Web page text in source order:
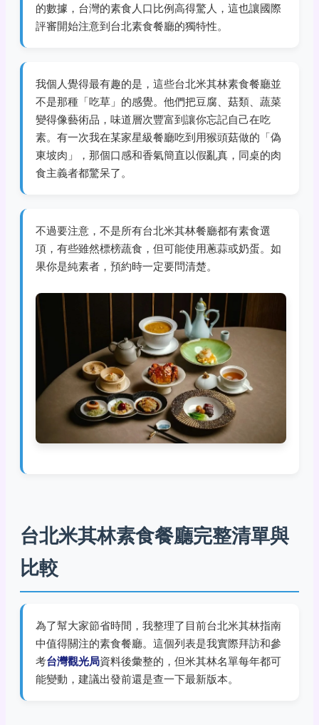
的數據，台灣的素食人口比例高得驚人，這也讓國際
評審開始注意到台北素食餐廳的獨特性。
我個人覺得最有趣的是，這些台北米其林素食餐廳並
不是那種「吃草」的感覺。他們把豆腐、菇類、蔬菜
變得像藝術品，味道層次豐富到讓你忘記自己在吃
素。有一次我在某家星級餐廳吃到用猴頭菇做的「偽
東坡肉」，那個口感和香氣簡直以假亂真，同桌的肉
食主義者都驚呆了。
不過要注意，不是所有台北米其林餐廳都有素食選
項，有些雖然標榜蔬食，但可能使用蔥蒜或奶蛋。如
果你是純素者，預約時一定要問清楚。
台北米其林素食餐廳完整清單與
比較
為了幫大家節省時間，我整理了目前台北米其林指南
中值得關注的素食餐廳。這個列表是我實際拜訪和參
考台灣觀光局資料後彙整的，但米其林名單每年都可
能變動，建議出發前還是查一下最新版本。